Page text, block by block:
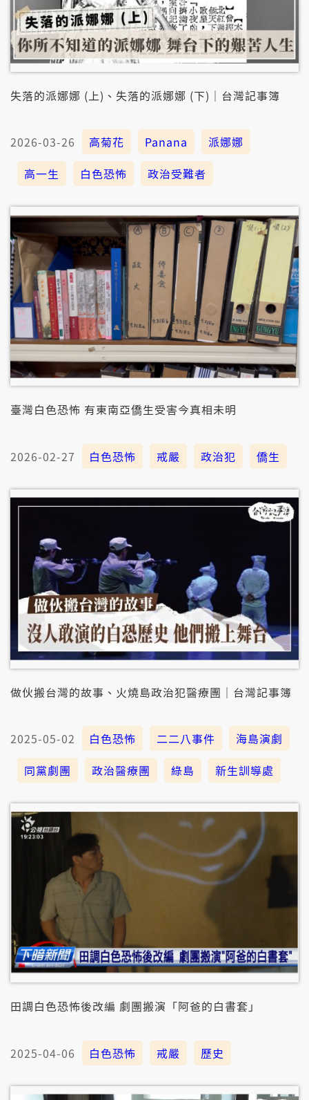
失落的派娜娜 (上)、失落的派娜娜 (下)｜台灣記事簿
2026-03-26 高菊花 Panana
派娜娜
高一生
白色恐怖 政治受難者
臺灣白色恐怖 有東南亞僑生受害今真相未明
2026-02-27 白色恐怖 戒嚴 政治犯 僑生
做伙搬台灣的故事、火燒島政治犯醫療團｜台灣記事簿
2025-05-02 白色恐怖 二二八事件
海島演劇
同黨劇團
政治醫療團 綠島 新生訓導處
田調白色恐怖後改編 劇團搬演「阿爸的白書套」
2025-04-06 白色恐怖 戒嚴 歷史